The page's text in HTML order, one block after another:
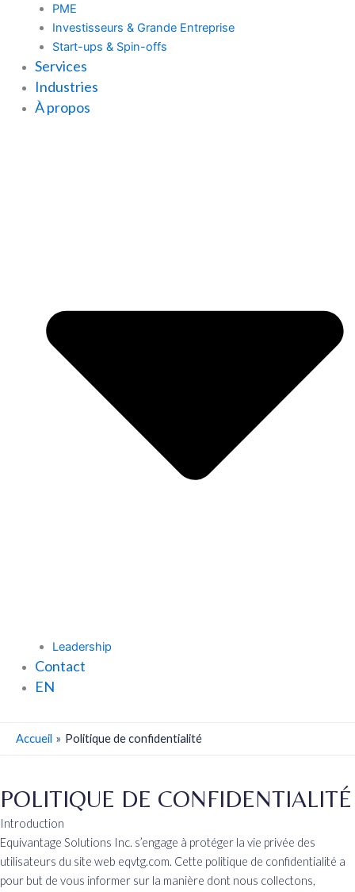
PME
Investisseurs & Grande Entreprise
Start-ups & Spin-offs
Services
Industries
À propos
Leadership
Contact
EN
Accueil Politique de confidentialité
POLITIQUE DE CONFIDENTIALITÉ
Introduction
Equivantage Solutions Inc. s’engage à protéger la vie privée des
utilisateurs du site web eqvtg.com. Cette politique de confidentialité a
pour but de vous informer sur la manière dont nous collectons,